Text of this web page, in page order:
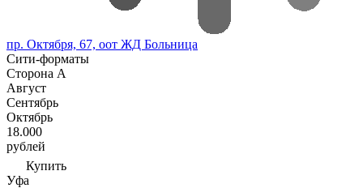
пр. Октября, 67, оот ЖД Больница
Сити-форматы
Сторона А
Август
Сентябрь
Октябрь
18.000
рублей
Купить
Уфа